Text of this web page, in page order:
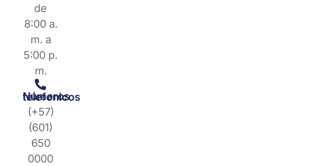
de
8:00 a.
m. a
5:00 p.
m.
Números telefonicos
(+57)
(601)
650
0000